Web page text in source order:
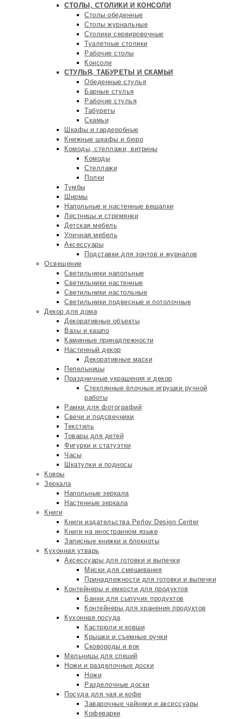
СТОЛЫ, СТОЛИКИ И КОНСОЛИ
Столы обеденные
Столы журнальные
Столики сервировочные
Туалетные столики
Рабочие столы
Консоли
СТУЛЬЯ, ТАБУРЕТЫ И СКАМЬИ
Обеденные стулья
Барные стулья
Рабочие стулья
Табуреты
Скамьи
Шкафы и гардеробные
Книжные шкафы и бюро
Комоды, стеллажи, витрины
Комоды
Стеллажи
Полки
Тумбы
Ширмы
Напольные и настенные вешалки
Лестницы и стремянки
Детская мебель
Уличная мебель
Аксессуары
Подставки для зонтов и журналов
Освещение
Светильники напольные
Светильники настенные
Светильники настольные
Светильники подвесные и потолочные
Декор для дома
Декоративные объекты
Вазы и кашпо
Каминные принадлежности
Настенный декор
Декоративные маски
Пепельницы
Праздничные украшения и декор
Стеклянные ёлочные игрушки ручной
работы
Рамки для фотографий
Свечи и подсвечники
Текстиль
Товары для детей
Фигурки и статуэтки
Часы
Шкатулки и подносы
Ковры
Зеркала
Напольные зеркала
Настенные зеркала
Книги
Книги издательства Perlov Design Center
Книги на иностранном языке
Записные книжки и блокноты
Кухонная утварь
Аксессуары для готовки и выпечки
Миски для смешивания
Принадлежности для готовки и выпечки
Контейнеры и емкости для продуктов
Банки для сыпучих продуктов
Контейнеры для хранения продуктов
Кухонная посуда
Кастрюли и ковши
Крышки и съемные ручки
Сковороды и вок
Мельницы для специй
Ножи и разделочные доски
Ножи
Разделочные доски
Посуда для чая и кофе
Заварочные чайники и аксессуары
Кофеварки